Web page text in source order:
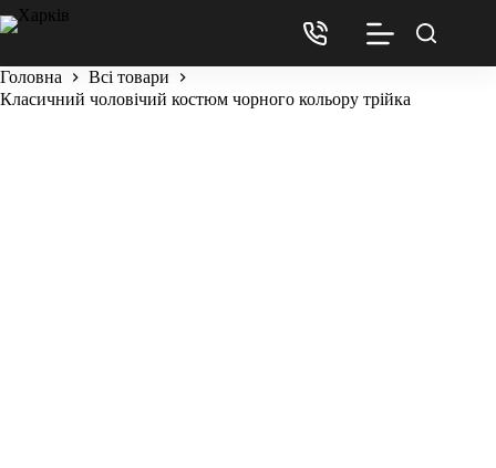
Головна
Всі товари
Класичний чоловічий костюм чорного кольору трійка